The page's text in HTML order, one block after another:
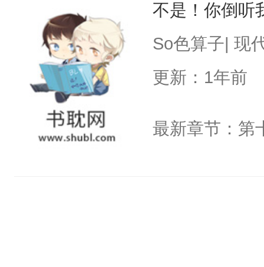
不是！你倒听
So色算子| 现
更新：1年前
最新章节：第